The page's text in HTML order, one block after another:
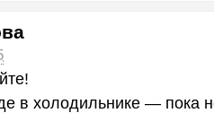
в холодильнике — пока